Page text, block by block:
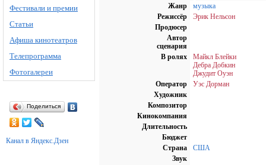
Фестивали и премии
Статьи
Афиша кинотеатров
Телепрограмма
Фотогалереи
Поделиться
Канал в Яндекс.Дзен
Жанр
музыка
Режиссёр
Эрик Нельсон
Продюсер
Автор
сценария
В ролях
Майкл Блейки
Дебра Добкин
Джудит Оуэн
Оператор
Уэс Дорман
Художник
Композитор
Кинокомпания
Длительность
Бюджет
Страна
США
Звук